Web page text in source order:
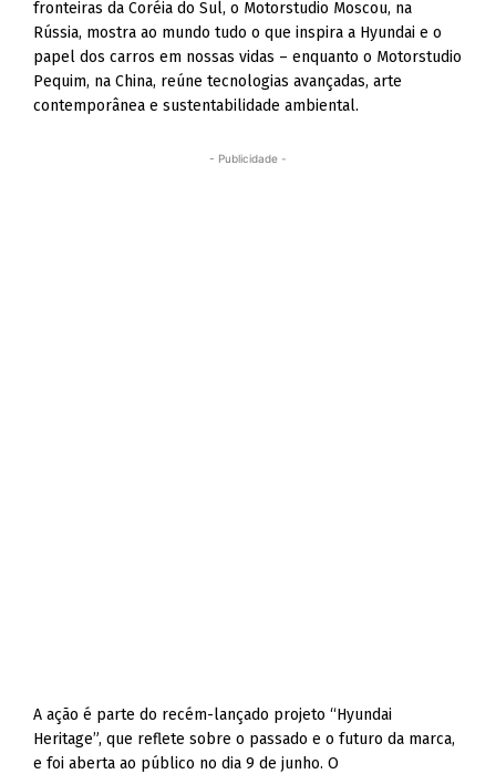
fronteiras da Coréia do Sul, o Motorstudio Moscou, na
Rússia, mostra ao mundo tudo o que inspira a Hyundai e o
papel dos carros em nossas vidas – enquanto o Motorstudio
Pequim, na China, reúne tecnologias avançadas, arte
contemporânea e sustentabilidade ambiental.
- Publicidade -
A ação é parte do recém-lançado projeto “Hyundai
Heritage”, que reflete sobre o passado e o futuro da marca,
e foi aberta ao público no dia 9 de junho. O